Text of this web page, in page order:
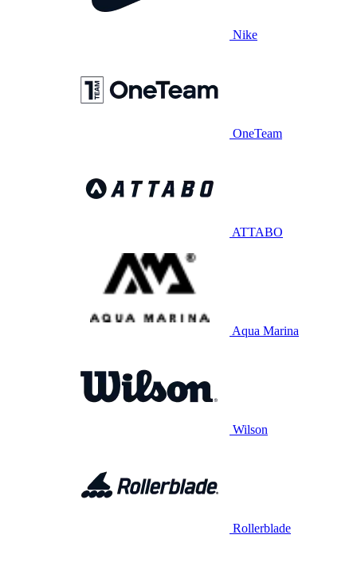
Nike
OneTeam
ATTABO
Aqua Marina
Wilson
Rollerblade